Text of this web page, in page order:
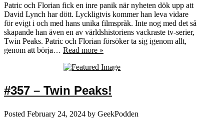
Patric och Florian fick en inre panik när nyheten dök upp att
David Lynch har dött. Lyckligtvis kommer han leva vidare
för evigt i och med hans unika filmspråk. Inte nog med det så
skapande han även en av världshistoriens vackraste tv-serier,
Twin Peaks. Patric och Florian försöker ta sig igenom allt,
genom att börja… Read more »
#357 – Twin Peaks!
Posted February 24, 2024 by GeekPodden